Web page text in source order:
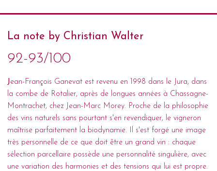
La note by Christian Walter
92-93/100
Jean-François Ganevat est revenu en 1998 dans le Jura, dans
la combe de Rotalier, après de longues années à Chassagne-
Montrachet, chez Jean-Marc Morey. Proche de la philosophie
des vins naturels sans pourtant s'en revendiquer, le vigneron
maîtrise parfaitement la biodynamie. Il s'est forgé une image
très personnelle de ce que doit être un grand vin : chaque
sélection parcellaire possède une personnalité singulière, avec
une variation des harmonies et des tensions qui lui est propre.